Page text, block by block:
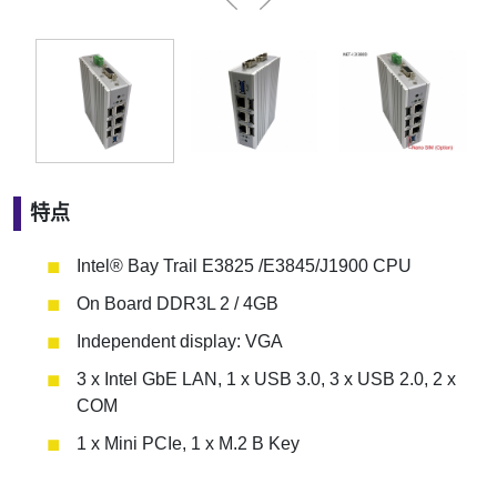
特点
Intel® Bay Trail E3825 /E3845/J1900 CPU
On Board DDR3L 2 / 4GB
Independent display: VGA
3 x Intel GbE LAN, 1 x USB 3.0, 3 x USB 2.0, 2 x
COM
1 x Mini PCIe, 1 x M.2 B Key